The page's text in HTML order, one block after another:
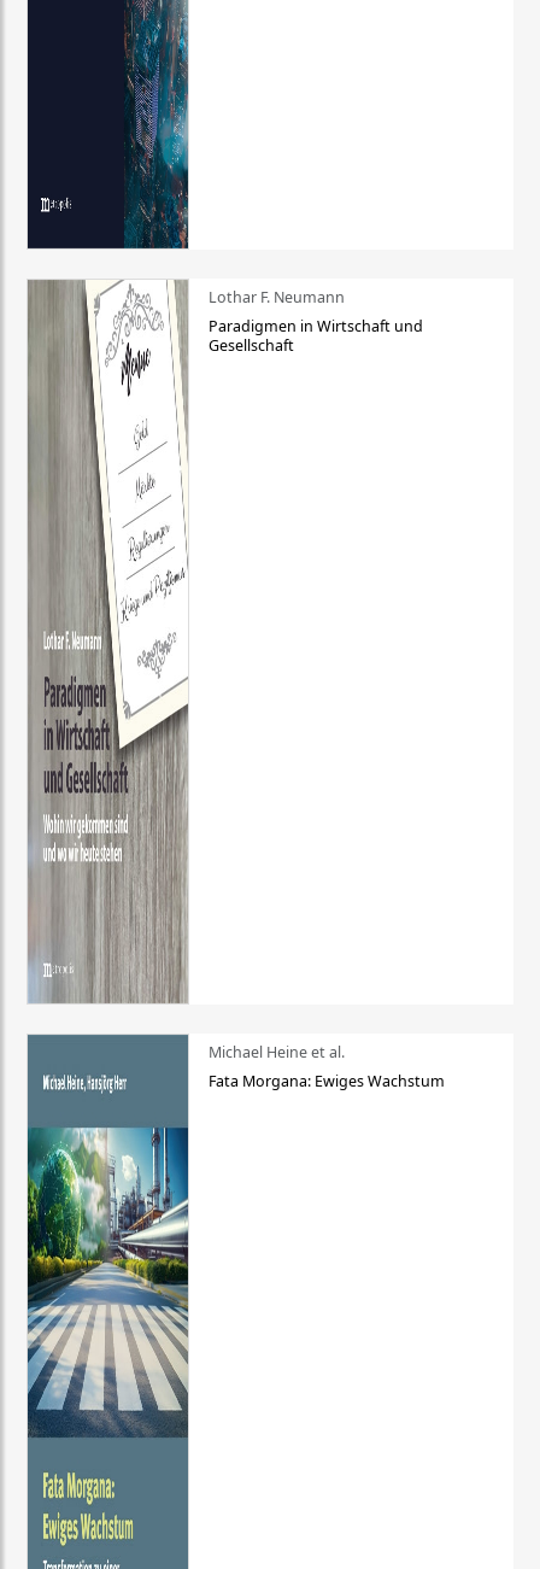
Lothar F. Neumann
Paradigmen in Wirtschaft und
Gesellschaft
Michael Heine et al.
Fata Morgana: Ewiges Wachstum